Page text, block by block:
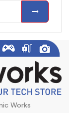
Works